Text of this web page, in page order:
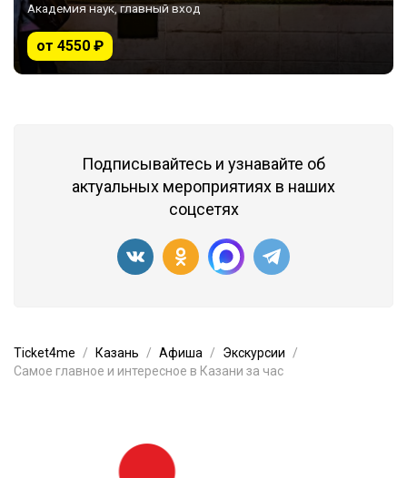
Академия наук, главный вход
от 4550 ₽
Подписывайтесь и узнавайте об
актуальных мероприятиях в наших
соцсетях
Ticket4me Казань Афиша
Экскурсии
Самое главное и интересное в Казани за час